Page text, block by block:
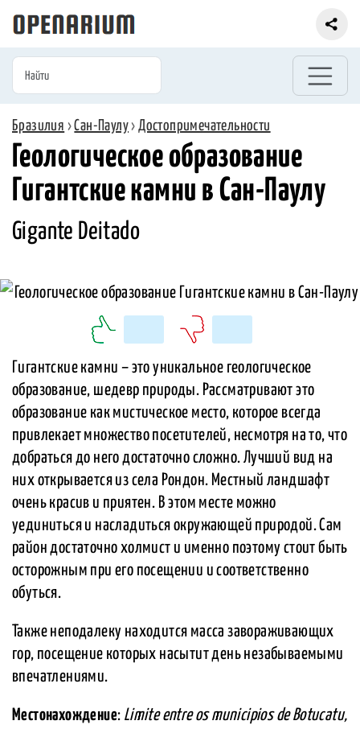
Бразилия ›Сан-Паулу›Достопримечательности
Геологическое образование
Гигантские камни в Сан-Паулу
Gigante Deitado
Гигантские камни – это уникальное геологическое
образование, шедевр природы. Рассматривают это
образование как мистическое место, которое всегда
привлекает множество посетителей, несмотря на то, что
добраться до него достаточно сложно. Лучший вид на
них открывается из села Рондон. Местный ландшафт
очень красив и приятен. В этом месте можно
уединиться и насладиться окружающей природой. Сам
район достаточно холмист и именно поэтому стоит быть
осторожным при его посещении и соответственно
обуться.
Также неподалеку находится масса завораживающих
гор, посещение которых насытит день незабываемыми
впечатлениями.
Местонахождение: Limite entre os municipios de Botucatu,